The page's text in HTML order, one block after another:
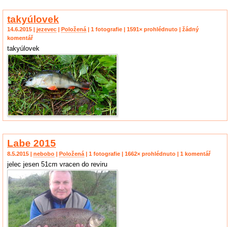
takyúlovek
14.6.2015 | jezevec | Položená | 1 fotografie | 1591× prohlédnuto | žádný
komentář
takyúlovek
Labe 2015
8.5.2015 | nebobo | Položená | 1 fotografie | 1662× prohlédnuto | 1 komentář
jelec jesen 51cm vracen do reviru